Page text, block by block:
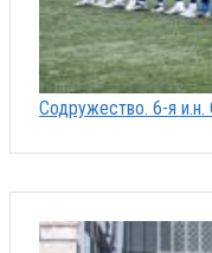
Содружество. 6-я